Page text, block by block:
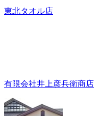
東北タオル店
有限会社井上彦兵衛商店